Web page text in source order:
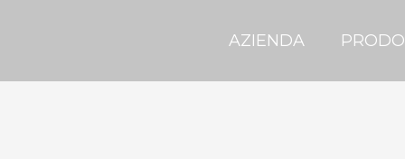
AZIENDA